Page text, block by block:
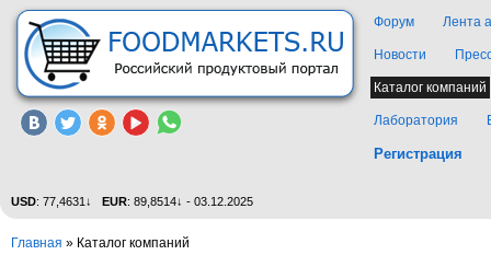
Форум Лента
Новости
Каталог компаний
Лаборатория
Регистрация
USD: 77,4631↓ EUR: 89,8514↓ - 03.12.2025
Главная » Каталог компаний